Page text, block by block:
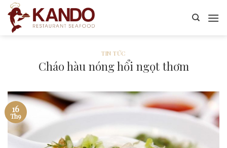
Skip
content
TIN TỨC
Cháo hàu nóng hổi ngọt thơm
16
Th9